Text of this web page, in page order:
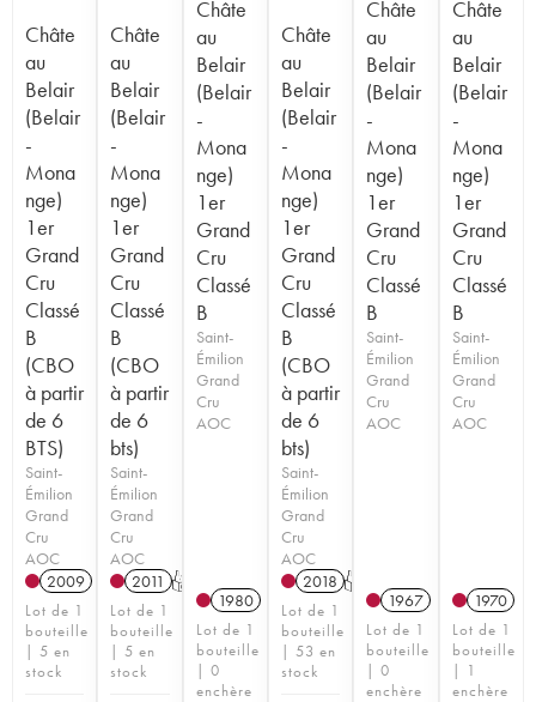
Châte
au
Belair
(Belair
-
Mona
nge)
1er
Grand
Cru
Classé
B
(CBO
à partir
de 6
BTS)
Saint-
Émilion
Grand
Cru
AOC
2009
Lot de 1
bouteille
| 5 en
stock
Châte
au
Belair
(Belair
-
Mona
nge)
1er
Grand
Cru
Classé
B
(CBO
à partir
de 6
bts)
Saint-
Émilion
Grand
Cru
AOC
2011 T
Lot de 1
bouteille
| 5 en
stock
Châte
au
Belair
(Belair
-
Mona
nge)
1er
Grand
Cru
Classé
B
Saint-
Émilion
Grand
Cru
AOC
1980
Lot de 1
bouteille
| 0
enchère
Châte
au
Belair
(Belair
-
Mona
nge)
1er
Grand
Cru
Classé
B
(CBO
à partir
de 6
bts)
Saint-
Émilion
Grand
Cru
AOC
2018 T
Lot de 1
bouteille
| 53 en
stock
Châte
au
Belair
(Belair
-
Mona
nge)
1er
Grand
Cru
Classé
B
Saint-
Émilion
Grand
Cru
AOC
1967
Lot de 1
bouteille
| 0
enchère
Châte
au
Belair
(Belair
-
Mona
nge)
1er
Grand
Cru
Classé
B
Saint-
Émilion
Grand
Cru
AOC
1970
Lot de 1
bouteille
| 1
enchère